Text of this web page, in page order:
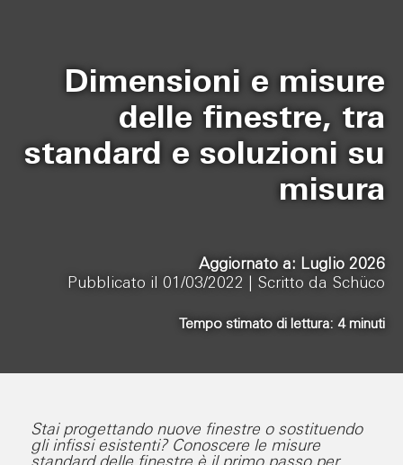
Dimensioni e misure
delle finestre, tra
standard e soluzioni su
misura
Aggiornato a: Luglio 2026
Pubblicato il 01/03/2022 | Scritto da Schüco
Tempo stimato di lettura: 4 minuti
Stai progettando nuove finestre o sostituendo
gli infissi esistenti? Conoscere le misure